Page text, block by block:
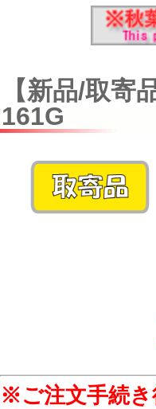
【新品/取寄
161G
※ご注文手続き